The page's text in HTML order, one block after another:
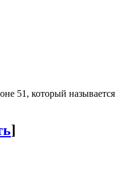
51, который
]